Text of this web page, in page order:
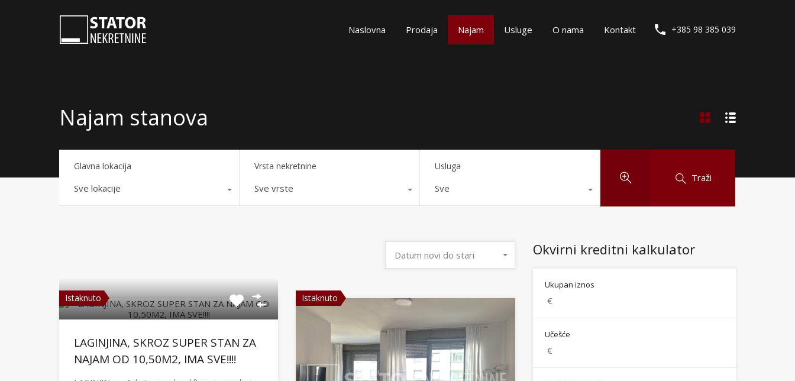
Naslovna Prodaja Najam Usluge O nama Kontakt +385 98 385 039
Najam stanova
Glavna lokacija
Sve lokacije
Vrsta nekretnine
Sve vrste
Usluga
Sve
Traži
Datum novi do stari
Istaknuto
LAGINJINA, SKROZ SUPER STAN ZA
NAJAM OD 10,50M2, IMA SVE!!!!
Istaknuto
Okvirni kreditni kalkulator
Ukupan iznos
Učešće